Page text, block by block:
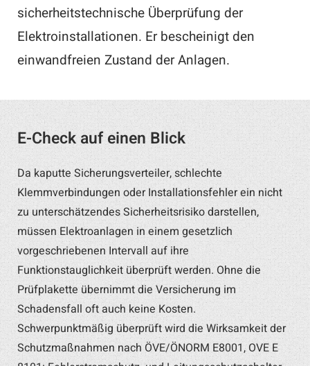
sicherheitstechnische Überprüfung der
Elektroinstallationen. Er bescheinigt den
einwandfreien Zustand der Anlagen.
E-Check auf einen Blick
Da kaputte Sicherungsverteiler, schlechte
Klemmverbindungen oder Installationsfehler ein nicht
zu unterschätzendes Sicherheitsrisiko darstellen,
müssen Elektroanlagen in einem gesetzlich
vorgeschriebenen Intervall auf ihre
Funktionstauglichkeit überprüft werden. Ohne die
Prüfplakette übernimmt die Versicherung im
Schadensfall oft auch keine Kosten.
Schwerpunktmäßig überprüft wird die Wirksamkeit der
Schutzmaßnahmen nach ÖVE/ÖNORM E8001, OVE E